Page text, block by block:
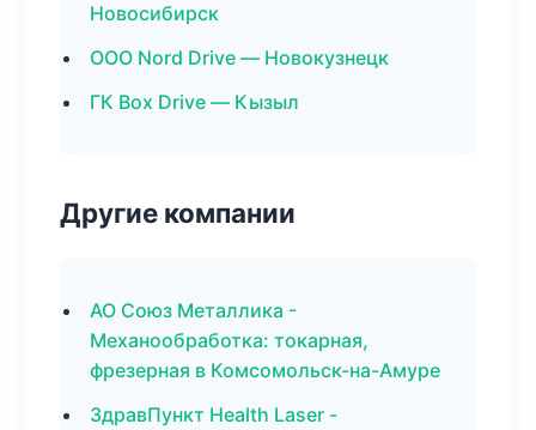
Новосибирск
ООО Nord Drive — Новокузнецк
ГК Box Drive — Кызыл
Другие компании
АО Союз Металлика -
Механообработка: токарная,
фрезерная в Комсомольск-на-Амуре
ЗдравПункт Health Laser -